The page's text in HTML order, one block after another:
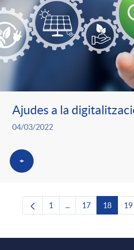
Ajudes a la
04/03/2022
+
Pàgina
1 ...PàginesPàgina
17 Pàgina
18 19